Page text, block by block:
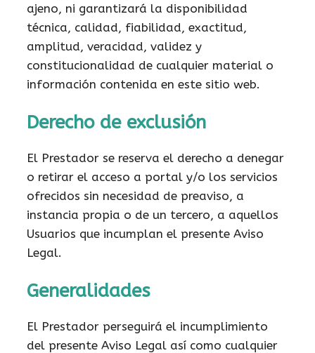
ajeno, ni garantizará la disponibilidad
técnica, calidad, fiabilidad, exactitud,
amplitud, veracidad, validez y
constitucionalidad de cualquier material o
información contenida en este sitio web.
Derecho de exclusión
El Prestador se reserva el derecho a denegar
o retirar el acceso a portal y/o los servicios
ofrecidos sin necesidad de preaviso, a
instancia propia o de un tercero, a aquellos
Usuarios que incumplan el presente Aviso
Legal.
Generalidades
El Prestador perseguirá el incumplimiento
del presente Aviso Legal así como cualquier